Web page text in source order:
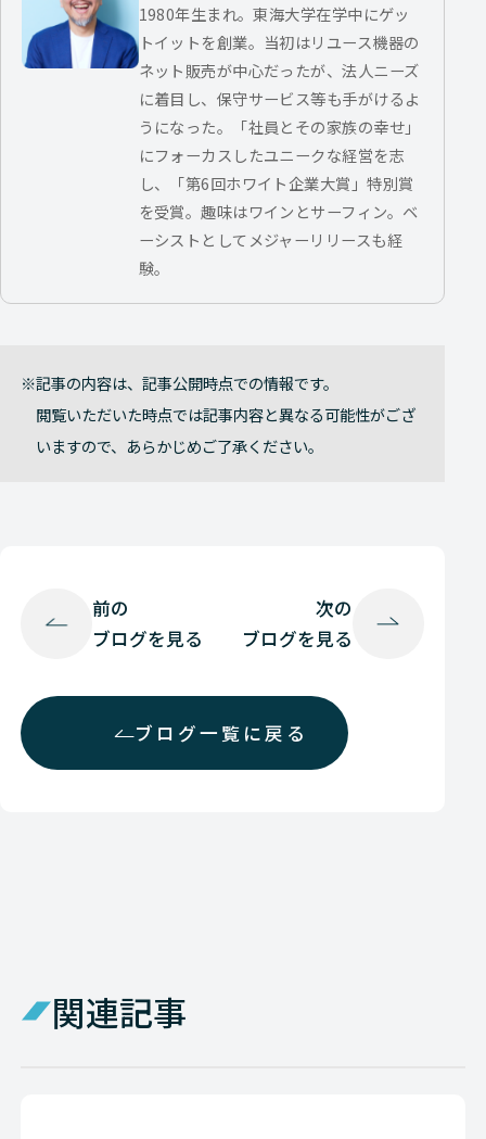
1980年生まれ。東海大学在学中にゲッ
トイットを創業。当初はリユース機器の
ネット販売が中心だったが、法人ニーズ
に着目し、保守サービス等も手がけるよ
うになった。「社員とその家族の幸せ」
にフォーカスしたユニークな経営を志
し、「第6回ホワイト企業大賞」特別賞
を受賞。趣味はワインとサーフィン。ベ
ーシストとしてメジャーリリースも経
験。
記事の内容は、記事公開時点での情報です。
閲覧いただいた時点では記事内容と異なる可能性がござ
いますので、あらかじめご了承ください。
前の
ブログを見る
ブログ一覧に戻る
次の
ブログを見る
関連記事